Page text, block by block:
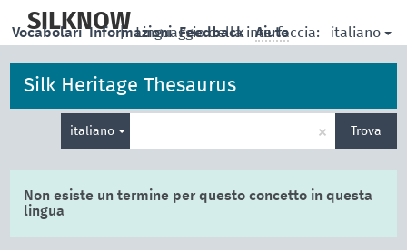
main
SILKNOW
| Linguaggio della interfaccia: italiano
Vocabolari Informazioni Feedback Aiuto
Silk Heritage Thesaurus
italiano
la
× Trova
Non esiste un termine per questo concetto in questa
lingua